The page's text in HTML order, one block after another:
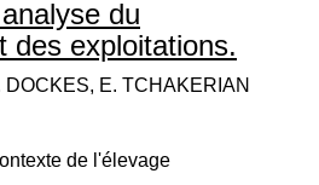
du
des exploitations.
DOCKES, E. TCHAKERIAN
de l'élevage